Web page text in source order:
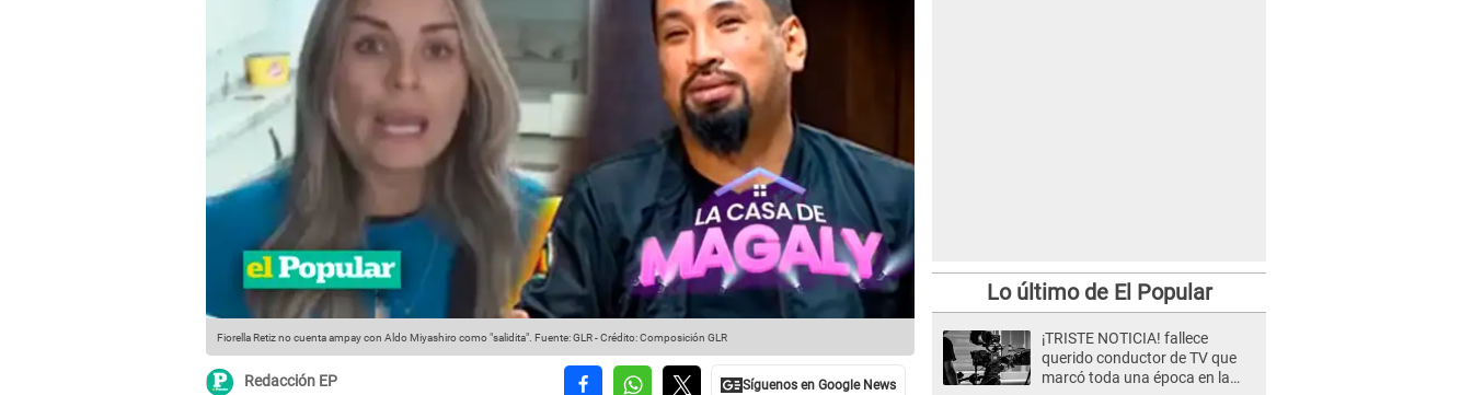
Fiorella Retiz no cuenta ampay con Aldo Miyashiro como "salidita". Fuente: GLR-Crédito: Composición GLR
Redacción EP
Lo último de El Popular
¡TRISTE NOTICIA! fallece
querido conductor de TV que
marcó toda una época en la